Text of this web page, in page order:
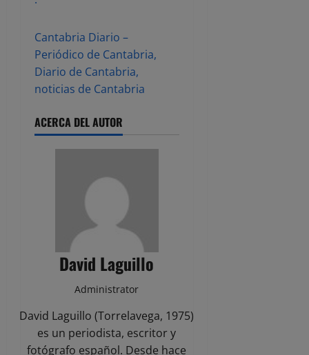
Cantabria Diario –
Periódico de Cantabria,
Diario de Cantabria,
noticias de Cantabria
ACERCA DEL AUTOR
David Laguillo
Administrator
David Laguillo (Torrelavega, 1975)
es un periodista, escritor y
fotógrafo español. Desde hace